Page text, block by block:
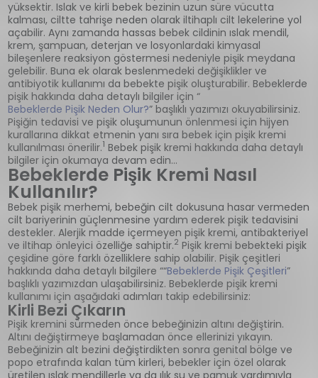
yüksektir. Islak ve kirli bebek bezinin uzun süre vücutta
kalması, ciltte tahrişe neden olarak iltihaplı cilt lekelerine yol
açabilir. Aynı zamanda hassas bebek cildinin ıslak mendil,
krem, şampuan, deterjan ve losyonlardaki kimyasal
bileşenlere reaksiyon göstermesi nedeniyle pişik meydana
gelebilir. Buna ek olarak beslenmedeki değişiklikler ve
antibiyotik kullanımı da bebekte pişik oluşturabilir. Bebeklerde
pişik hakkında daha detaylı bilgiler için “
Bebeklerde Pişik Neden Olur?” başlıklı yazımızı okuyabilirsiniz.
Pişiğin tedavisi ve pişik oluşumunun önlenmesi için hijyen
kurallarına dikkat etmenin yanı sıra bebek için pişik kremi
kullanılması önerilir.1 Bebek pişik kremi hakkında daha detaylı
bilgiler için okumaya devam edin…
Bebeklerde Pişik Kremi Nasıl
Kullanılır?
Bebek pişik merhemi, bebeğin cilt dokusuna hasar vermeden
cilt bariyerinin güçlenmesine yardım ederek pişik tedavisini
destekler. Alerjik madde içermeyen pişik kremi, antibakteriyel
ve iltihap önleyici özelliğe sahiptir.2 Pişik kremi bebekteki pişik
çeşidine göre farklı özelliklere sahip olabilir. Pişik çeşitleri
hakkında daha detaylı bilgilere ““Bebeklerde Pişik Çeşitleri”
başlıklı yazımızdan ulaşabilirsiniz. Bebeklerde pişik kremi
kullanımı için aşağıdaki adımları takip edebilirsiniz:
Kirli Bezi Çıkarın
Pişik kremini sürmeden önce bebeğinizin altını değiştirin.
Altını değiştirmeye başlamadan önce ellerinizi yıkayın.
Bebeğinizin alt bezini değiştirdikten sonra genital bölge ve
popo etrafında kalan tüm kirleri, bebekler için özel olarak
üretilen ıslak mendillerle ya da ılık su ve pamuk yardımıyla